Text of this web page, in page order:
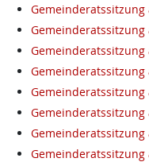
Gemeinderatssitzung
Gemeinderatssitzung
Gemeinderatssitzung
Gemeinderatssitzung
Gemeinderatssitzung
Gemeinderatssitzung
Gemeinderatssitzung
Gemeinderatssitzung